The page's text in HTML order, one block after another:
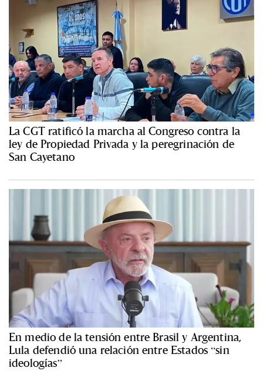
La CGT ratificó la marcha al Congreso contra la
ley de Propiedad Privada y la peregrinación de
San Cayetano
En medio de la tensión entre Brasil y Argentina,
Lula defendió una relación entre Estados “sin
ideologías”